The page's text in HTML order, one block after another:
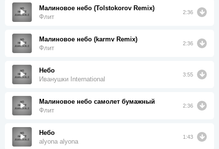
Малиновое небо (Tolstokorov Remix)
Флит
2:36
Малиновое небо (karmv Remix)
Флит
2:36
Небо
Иванушки International
3:55
Малиновое небо самолет бумажный
Флит
2:36
Небо
alyona alyona
1:43